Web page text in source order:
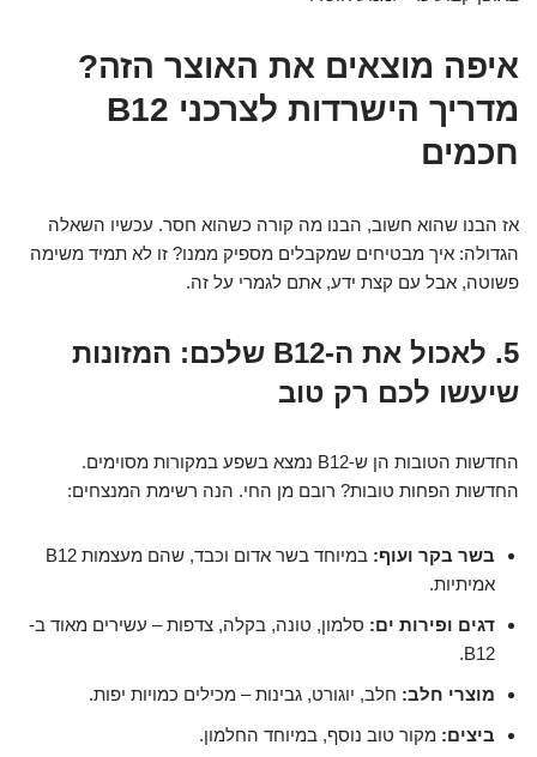
איפה מוצאים את האוצר הזה?
מדריך הישרדות לצרכני B12
חכמים
אז הבנו שהוא חשוב, הבנו מה קורה כשהוא חסר. עכשיו השאלה
הגדולה: איך מבטיחים שמקבלים מספיק ממנו? זו לא תמיד משימה
פשוטה, אבל עם קצת ידע, אתם לגמרי על זה.
5. לאכול את ה-B12 שלכם: המזונות
שיעשו לכם רק טוב
החדשות הטובות הן ש-B12 נמצא בשפע במקורות מסוימים.
החדשות הפחות טובות? רובם מן החי. הנה רשימת המנצחים:
בשר בקר ועוף:
במיוחד בשר אדום וכבד, שהם מעצמות B12
אמיתיות.
דגים ופירות ים: סלמון, טונה, בקלה, צדפות – עשירים מאוד ב-
B12.
מוצרי חלב: חלב, יוגורט, גבינות – מכילים כמויות יפות.
ביצים: מקור טוב נוסף, במיוחד החלמון.